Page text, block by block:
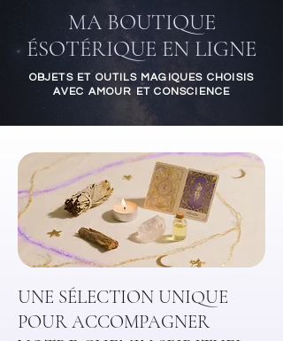
MA BOUTIQUE
ÉSOTÉRIQUE EN LIGNE
OBJETS ET OUTILS MAGIQUES CHOISIS
AVEC AMOUR ET CONSCIENCE
UNE SÉLECTION UNIQUE
POUR ACCOMPAGNER